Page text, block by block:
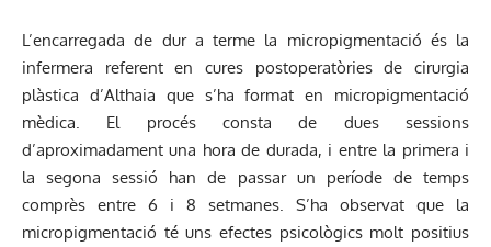
L’encarregada de dur a terme la micropigmentació és la
infermera referent en cures postoperatòries de cirurgia
plàstica d’Althaia que s’ha format en micropigmentació
mèdica. El procés consta de dues sessions
d’aproximadament una hora de durada, i entre la primera i
la segona sessió han de passar un període de temps
comprès entre 6 i 8 setmanes. S’ha observat que la
micropigmentació té uns efectes psicològics molt positius